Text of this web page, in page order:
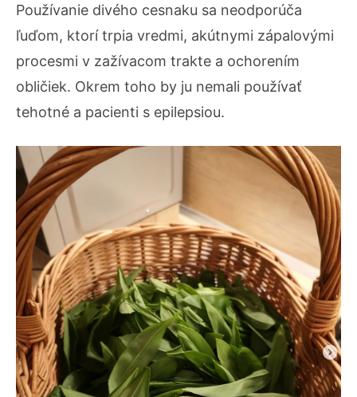
Používanie divého cesnaku sa neodporúča
ľuďom, ktorí trpia vredmi, akútnymi zápalovými
procesmi v zažívacom trakte a ochorením
obličiek. Okrem toho by ju nemali používať
tehotné a pacienti s epilepsiou.